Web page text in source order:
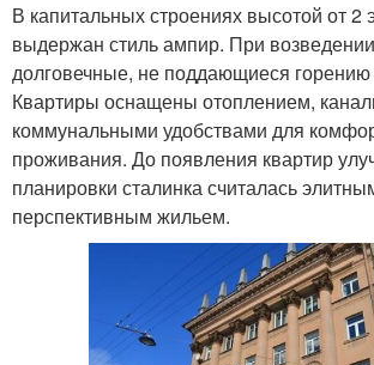
В капитальных строениях высотой от 2
выдержан стиль ампир. При
долговечные, не поддающиеся
Квартиры оснащены отоплением,
коммунальными удобствами для
проживания. До появления квартир
планировки сталинка считалась
перспективным жильем.